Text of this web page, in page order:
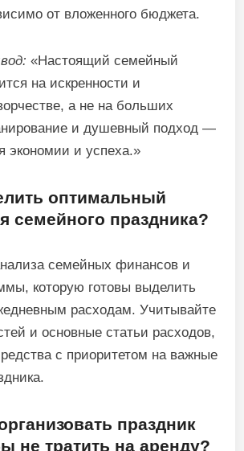
от вложенного бюджета.
«Настоящий семейный
на искренности и
а не на больших
и душевный подход —
экономии и успеха.»
оптимальный
семейного праздника?
семейных финансов и
которую готовы выделить
расходам. Учитывайте
и основные статьи расходов,
с приоритетом на важные
праздник
не тратить на аренду?